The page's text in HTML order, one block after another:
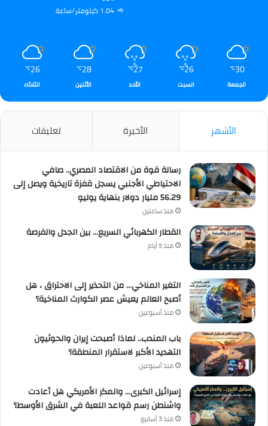
1.04 كيلومتر/ساعة
30
℃
الجمعة
26
℃
السبت
27
℃
الأحد
28
℃
الأثنين
26
℃
الثلاثاء
الأشهر الأخيرة تعليقات
رسالة قوة من الاقتصاد المصري.. صافي
الاحتياطي الأجنبي يسجل قفزة تاريخية ويصل إلى
56.29 مليار دولار بنهاية يوليو
منذ ساعتين
القطار الكهربائي السريع… بين الجدل والفرصة
منذ 5 أيام
التغير المناخي… من التحذير إلى الاحتراق ، هل
أصبح العالم يعيش عصر الكوارث المناخية؟
منذ أسبوعين
باب المندب.. لماذا أصبحت إيران والحوثيون
التهديد الأكبر لاستقرار المنطقة؟
منذ أسبوعين
إسرائيل الكبرى… والمكر الأمريكي هل أعادت
واشنطن رسم قواعد اللعبة في الشرق الأوسط؟
منذ 3 أسابيع